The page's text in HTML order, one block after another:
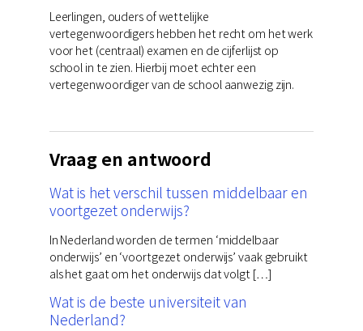
Leerlingen, ouders of wettelijke
vertegenwoordigers hebben het recht om het werk
voor het (centraal) examen en de cijferlijst op
school in te zien. Hierbij moet echter een
vertegenwoordiger van de school aanwezig zijn.
Vraag en antwoord
Wat is het verschil tussen middelbaar en
voortgezet onderwijs?
In Nederland worden de termen ‘middelbaar
onderwijs’ en ‘voortgezet onderwijs’ vaak gebruikt
als het gaat om het onderwijs dat volgt […]
Wat is de beste universiteit van
Nederland?